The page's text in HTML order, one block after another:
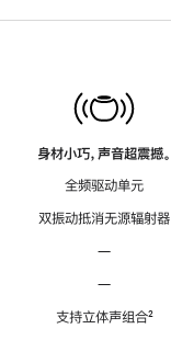
身材小巧，声音超震撼。
全频驱动单元
双振动抵消无源辐射器
—
—
支持立体声组合脚
²